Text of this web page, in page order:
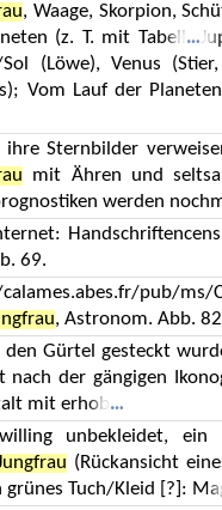
, Waage, Skorpion,
(z. T. mit Tabell
(Löwe), Venus
Vom Lauf der
Sternbilder
mit Ähren und
werden
69.
pub/ms/
, Astronom. Abb.
Gürtel gesteckt
nach der gängigen
mit erhob
unbekleidet,
(Rückansicht
Tuch/Kleid [?]: